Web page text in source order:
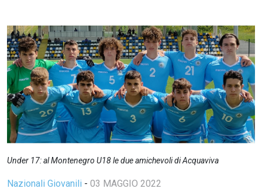
Under 17: al Montenegro U18 le due amichevoli di Acquaviva
Nazionali Giovanili - 03 MAGGIO 2022